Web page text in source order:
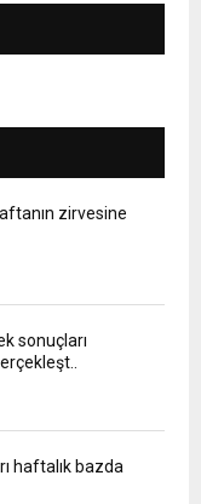
zirvesine
sonuçları
haftalık bazda